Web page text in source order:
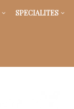
SPECIALITES